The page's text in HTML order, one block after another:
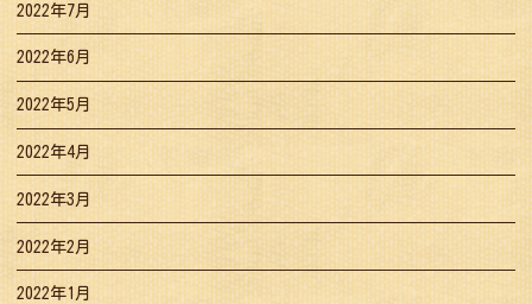
2022年7月
2022年6月
2022年5月
2022年4月
2022年3月
2022年2月
2022年1月